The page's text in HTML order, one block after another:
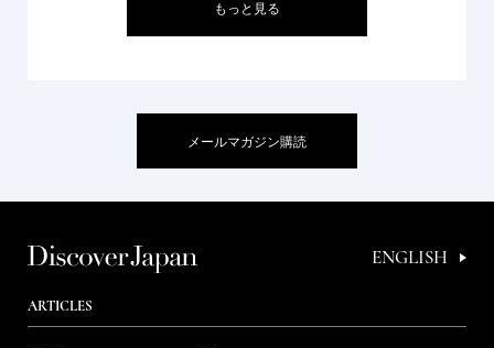
もっと見る
メールマガジン購読
ENGLISH
ARTICLES